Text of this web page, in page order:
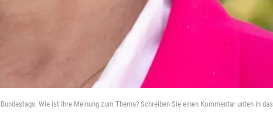
Wie ist Ihre Meinung zum Thema? Schreiben Sie einen Kommentar unten in das